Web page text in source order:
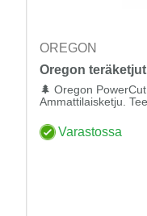
OREGON
Oregon
🌲 Oregon
Ammattilaisketju.
Varastossa